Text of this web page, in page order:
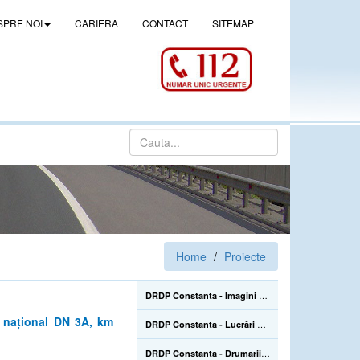
NOI CARIERA CONTACT SITEMAP
Home Proiecte
DRDP Constanta - Imagini de la lucrarile de construire a pasajului denivelat superior de la Drajna (CL), de pe DN 21, km 105+500 - 02.06.2022
DRDP Constanta - Lucrări de reparații la Podul Mangalia, pe drumul național DN 39, km 45+223-45+464 - 22.07.2020
DRDP Constanta - Drumarii Secției Autostrăzi se află pe Autostrada A2, unde efectuează în continuare înlocuirea parapetelor metalice avariate în urma accidentelor rutiere care sunt mai numeroase în sezonul estival - 22.07.2020
DN 3A, km